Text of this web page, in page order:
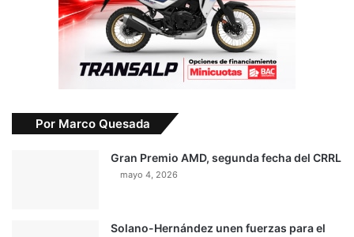
Por Marco Quesada
Gran Premio AMD, segunda fecha del CRRL
mayo 4, 2026
Solano-Hernández unen fuerzas para el